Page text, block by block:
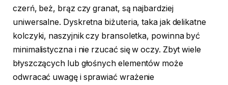
czerń, beż, brąz czy granat, są najbardziej
uniwersalne. Dyskretna biżuteria, taka jak delikatne
kolczyki, naszyjnik czy bransoletka, powinna być
minimalistyczna i nie rzucać się w oczy. Zbyt wiele
błyszczących lub głośnych elementów może
odwracać uwagę i sprawiać wrażenie